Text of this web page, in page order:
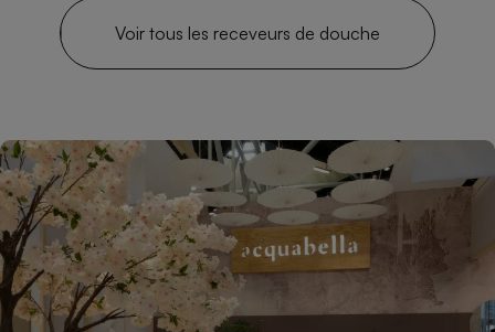
Voir tous les receveurs de douche